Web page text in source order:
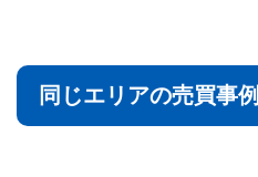
同じエリアの売買事例